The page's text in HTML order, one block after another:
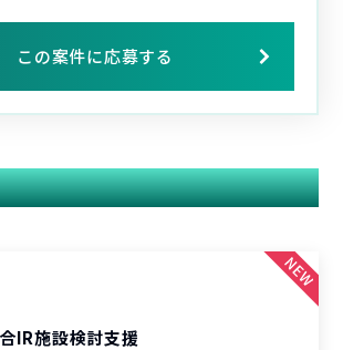
この案件に応募する
関連する案件
IR施設検討支援